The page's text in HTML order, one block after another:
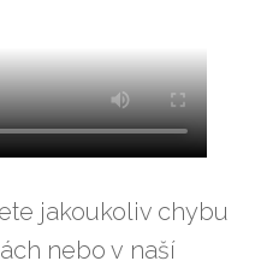
jakoukoliv chybu
nebo v naší